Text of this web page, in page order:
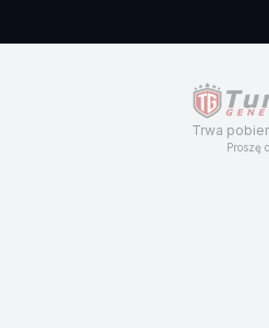
Trwa
Proszę